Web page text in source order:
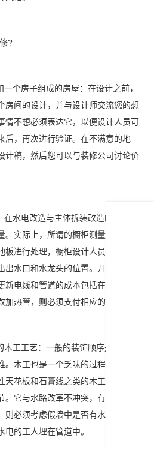
?
个房子组成的房屋：在设计之前，
房间的设计，并与设计师交流您的想
情不想必须表达它，以便设计人员可
后，再次进行验证。在不满意的地
计稿，然后您可以与装修公司讨论价
水电改造与主体拆装改造的两个阶
实际上，所谓的橱柜测量并没有实
进行处理，橱柜设计人员无法给出
水口和水龙头的位置。开发者保留
电线和管道的成本包括在翻新成本
热管，则必须支付相应的费用。
工工艺：一般的装饰顺序是谁是
木工也是一个乏味的过程。从某种
花板和石膏线之类的木工作品也可
它与水路改革不冲突，有时需要一
必须考虑假墙中是否有水电线路，
的工人埋在管道中。